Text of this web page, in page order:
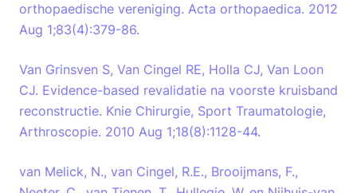
orthopaedische vereniging. Acta orthopaedica. 2012
Aug 1;83(4):379-86.
Van Grinsven S, Van Cingel RE, Holla CJ, Van Loon
CJ. Evidence-based revalidatie na voorste kruisband
reconstructie. Knie Chirurgie, Sport Traumatologie,
Arthroscopie. 2010 Aug 1;18(8):1128-44.
van Melick, N., van Cingel, R.E., Brooijmans, F.,